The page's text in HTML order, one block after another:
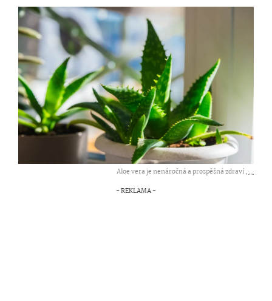
Aloe vera je nenáročná a prospěšná zdraví ,...